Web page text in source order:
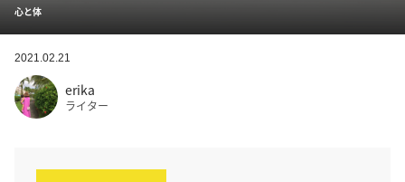
心と体
2021.02.21
erika
ライター